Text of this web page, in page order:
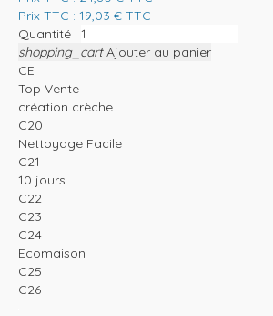
Prix TTC : 19,03 € TTC
Quantité :
shopping_cart Ajouter au panier
CE
Top Vente
création crèche
C20
Nettoyage Facile
C21
10 jours
C22
C23
C24
Ecomaison
C25
C26